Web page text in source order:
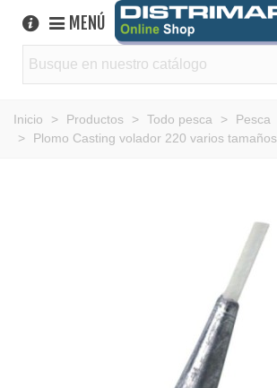
MENÚ
Inicio > Productos > Todo pesca > Pesca
>
Plomo Casting volador 220 varios tamaños